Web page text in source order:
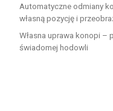
Automatyczne odmiany
własną pozycję i
Własna uprawa konopi –
świadomej hodowli